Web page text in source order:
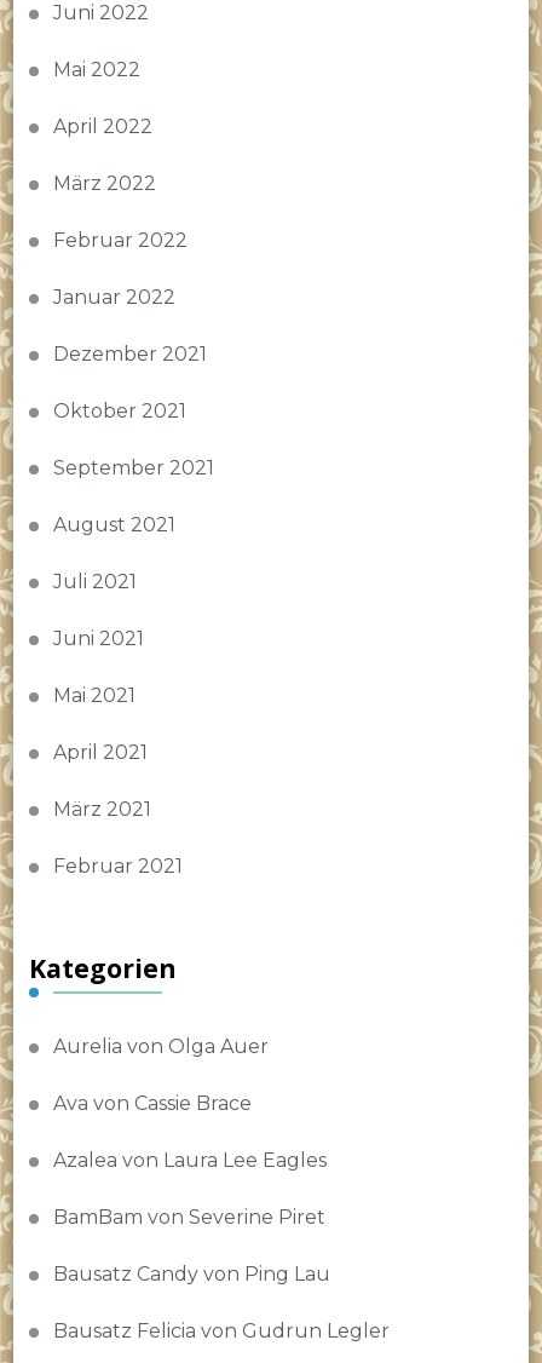
Juni 2022
Mai 2022
April 2022
März 2022
Februar 2022
Januar 2022
Dezember 2021
Oktober 2021
September 2021
August 2021
Juli 2021
Juni 2021
Mai 2021
April 2021
März 2021
Februar 2021
Kategorien
Aurelia von Olga Auer
Ava von Cassie Brace
Azalea von Laura Lee Eagles
BamBam von Severine Piret
Bausatz Candy von Ping Lau
Bausatz Felicia von Gudrun Legler